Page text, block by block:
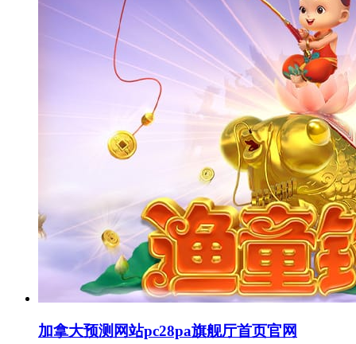
加拿大预测网站pc28pa旗舰厅首页官网